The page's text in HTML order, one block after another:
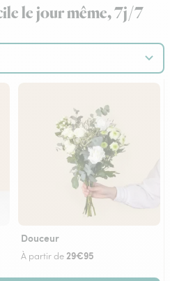
le jour même, 7j/7
Douceur
À partir de 29€95